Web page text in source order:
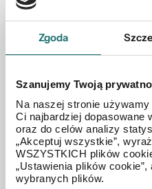
Zgoda
Szanujemy Twoją
Na naszej stronie
Ci najbardziej dopasowane
oraz do celów analizy
„Akceptuj wszystkie”,
WSZYSTKICH plików
„Ustawienia plików
wybranych plików.
MIESZKANIE NA SPRZEDAŻ
Mieszkanie 3-pok., 48,1